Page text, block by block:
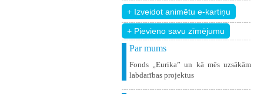
+ Pievieno savu zīmējumu
Par mums
Fonds „Eurika” un kā mēs uzsākām
labdarības projektus